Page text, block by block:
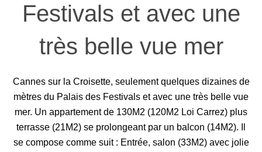
Festivals et avec une
très belle vue mer
Cannes sur la Croisette, seulement quelques dizaines de
mètres du Palais des Festivals et avec une très belle vue
mer. Un appartement de 130M2 (120M2 Loi Carrez) plus
terrasse (21M2) se prolongeant par un balcon (14M2). Il
se compose comme suit : Entrée, salon (33M2) avec jolie